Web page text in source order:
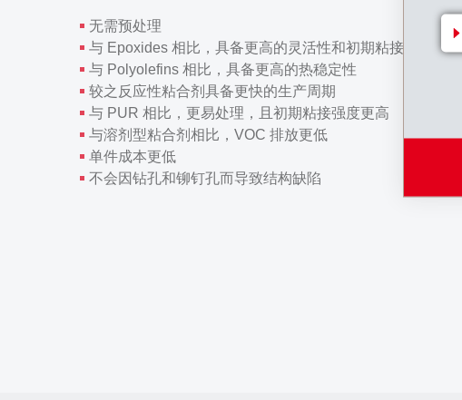
无需预处理
与 Epoxides 相比，具备更高的灵活性和初期粘接强度
与 Polyolefins 相比，具备更高的热稳定性
较之反应性粘合剂具备更快的生产周期
与 PUR 相比，更易处理，且初期粘接强度更高
与溶剂型粘合剂相比，VOC 排放更低
单件成本更低
不会因钻孔和铆钉孔而导致结构缺陷